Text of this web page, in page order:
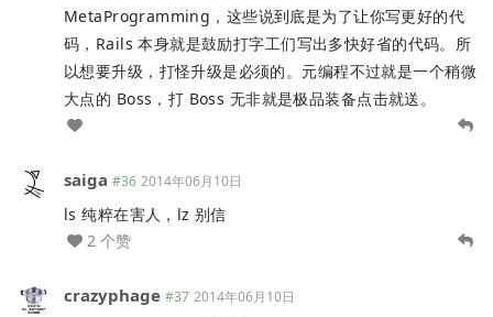
MetaProgramming，这些说到底是为了让你写更好的代
码，Rails 本身就是鼓励打字工们写出多快好省的代码。所
以想要升级，打怪升级是必须的。元编程不过就是一个稍微
大点的 Boss，打 Boss 无非就是极品装备点击就送。
saiga #36 2014年06月10日
ls 纯粹在害人，lz 别信
2 个赞
crazyphage #37 2014年06月10日